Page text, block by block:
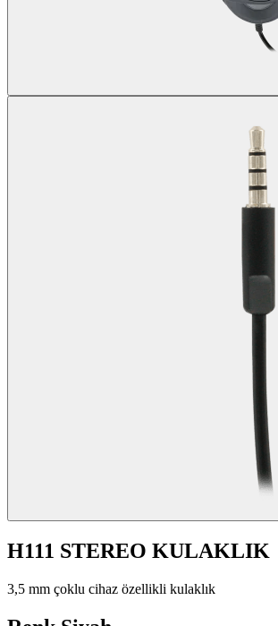
H111 STEREO KULAKLIK
3,5 mm çoklu cihaz özellikli kulaklık